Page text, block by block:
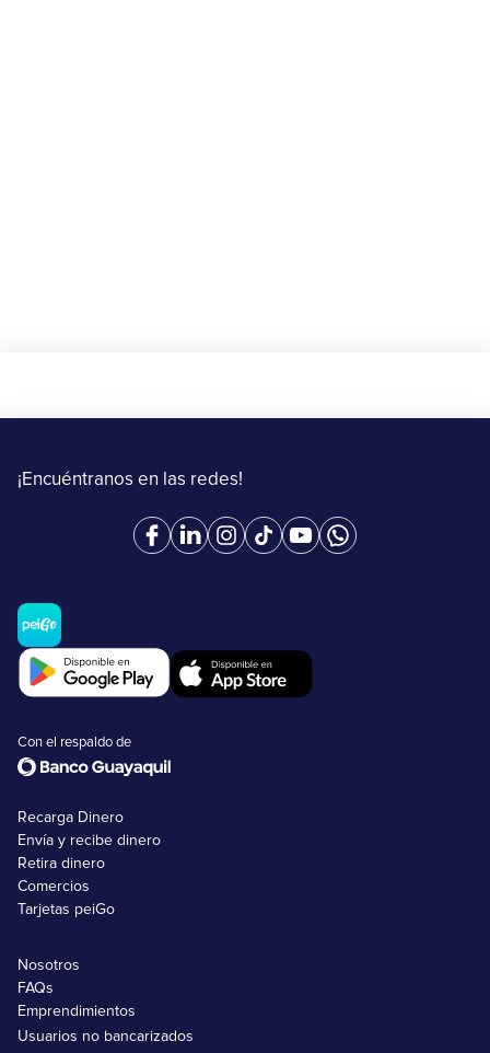
¡Encuéntranos en las redes!
Con el respaldo de
Recarga Dinero
Envía y recibe dinero
Retira dinero
Comercios
Tarjetas peiGo
Nosotros
FAQs
Emprendimientos
Usuarios no bancarizados